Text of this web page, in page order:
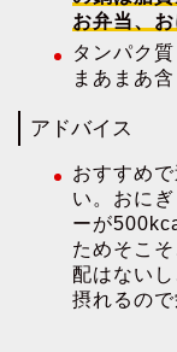
お弁当、
タンパク
まあまあ
アドバイス
おすすめ
い。おに
ーが
ためそこ
配はない
摂れるの